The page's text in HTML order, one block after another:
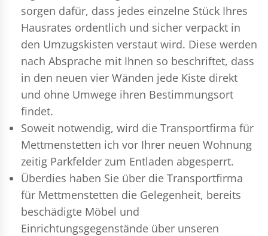
sorgen dafür, dass jedes einzelne Stück Ihres
Hausrates ordentlich und sicher verpackt in
den Umzugskisten verstaut wird. Diese werden
nach Absprache mit Ihnen so beschriftet, dass
in den neuen vier Wänden jede Kiste direkt
und ohne Umwege ihren Bestimmungsort
findet.
Soweit notwendig, wird die Transportfirma für
Mettmenstetten ich vor Ihrer neuen Wohnung
zeitig Parkfelder zum Entladen abgesperrt.
Überdies haben Sie über die Transportfirma
für Mettmenstetten die Gelegenheit, bereits
beschädigte Möbel und
Einrichtungsgegenstände über unseren